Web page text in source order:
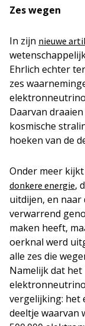
Zes wegen
In zijn nieuwe
Ehrlich echter
zes
Daarvan
kosmische
hoeken van de
Onder meer
donkere energie,
uitdijen, en naar
verwarrend
maken heeft,
oerknal werd
alle zes die
Namelijk dat het
vergelijking: het
deeltje waarvan